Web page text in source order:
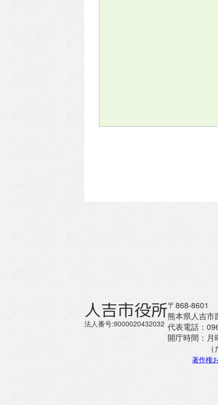
人吉市役所
法人番号:9000020432032
〒868-8601
熊本県人吉市
代表電話：
開庁時間： 月
著作権